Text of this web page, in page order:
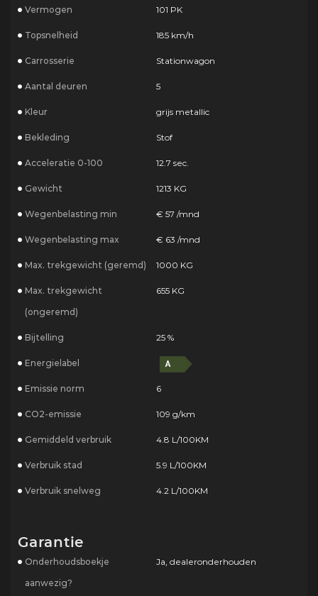
Vermogen 101 PK
Topsnelheid 185 km/h
Carrosserie Stationwagon
Aantal deuren 5
Kleur grijs metallic
Bekleding Stof
Acceleratie 0-100 12.7 sec.
Gewicht 1213 KG
Wegenbelasting min € 57 /mnd
Wegenbelasting max € 63 /mnd
Max. trekgewicht (geremd) 1000 KG
Max. trekgewicht
(ongeremd)
655 KG
Bijtelling 25 %
Energielabel
Emissie norm 6
CO2-emissie 109 g/km
Gemiddeld verbruik 4.8 L/100KM
Verbruik stad 5.9 L/100KM
Verbruik snelweg 4.2 L/100KM
Garantie
Onderhoudsboekje
aanwezig?
Ja, dealeronderhouden